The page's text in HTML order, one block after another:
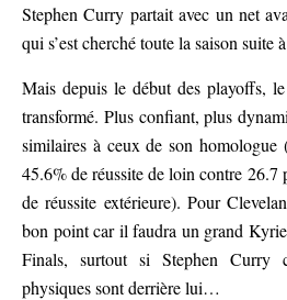
Stephen Curry partait avec un net
qui s’est cherché toute la saison suite
Mais depuis le début des playoffs,
transformé. Plus confiant, plus
similaires à ceux de son homologue
45.6% de réussite de loin contre 26.7
de réussite extérieure). Pour
bon point car il faudra un grand
Finals, surtout si Stephen Curry
physiques sont derrière lui…